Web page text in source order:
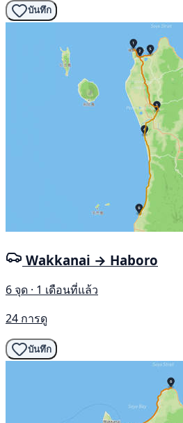
บันทึก
Wakkanai → Haboro
6 จุด · 1 เดือนที่แล้ว
24 การดู
บันทึก